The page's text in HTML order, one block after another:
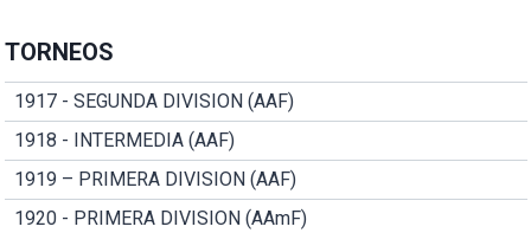
TORNEOS
1917 - SEGUNDA DIVISION (AAF)
1918 - INTERMEDIA (AAF)
1919 – PRIMERA DIVISION (AAF)
1920 - PRIMERA DIVISION (AAmF)